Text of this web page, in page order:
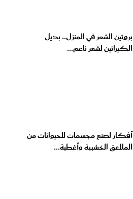
بروتين الشعر في المنزل.. بديل
الكيراتين لشعر ناعم...
أفكار لصنع مجسمات للحيوانات من
الملاعق الخشبية وأغطية...